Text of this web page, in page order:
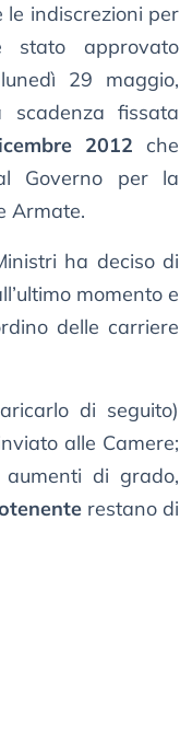
le indiscrezioni per
approvato
29 maggio,
fissata
2012 che
Governo per la
Armate.
ha deciso di
momento e
delle carriere
di seguito)
alle Camere;
di grado,
restano di